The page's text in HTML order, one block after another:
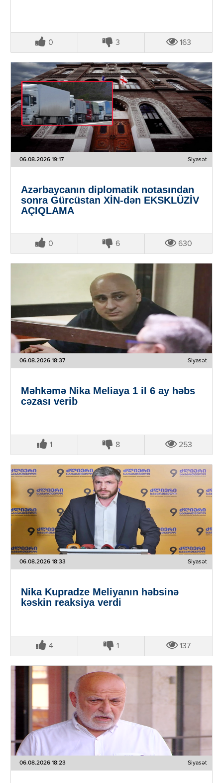
0 3 163
06.08.2026 19:17 Siyasət
Azərbaycanın diplomatik notasından
sonra Gürcüstan XİN-dən EKSKLÜZİV
AÇIQLAMA
0 6 630
06.08.2026 18:37 Siyasət
Məhkəmə Nika Meliaya 1 il 6 ay həbs
cəzası verib
1 8 253
06.08.2026 18:33 Siyasət
Nika Kupradze Meliyanın həbsinə
kəskin reaksiya verdi
4 1 137
06.08.2026 18:23 Siyasət